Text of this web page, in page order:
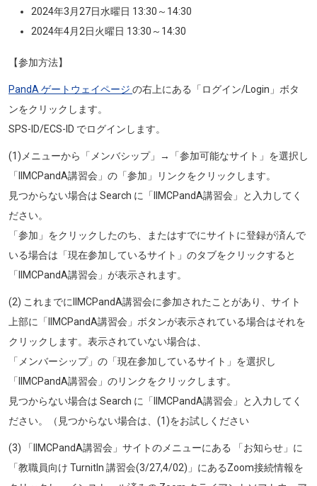
2024年3月27日水曜日 13:30～14:30
2024年4月2日火曜日 13:30～14:30
【参加方法】
PandA ゲートウェイページ の右上にある「ログイン/Login」ボタ
ンをクリックします。
SPS-ID/ECS-ID でログインします。
(1)メニューから「メンバシップ」→「参加可能なサイト」を選択し
「IIMCPandA講習会」の「参加」リンクをクリックします。
見つからない場合は Search に「IIMCPandA講習会」と入力してく
ださい。
「参加」をクリックしたのち、またはすでにサイトに登録が済んで
いる場合は「現在参加しているサイト」のタブをクリックすると
「IIMCPandA講習会」が表示されます。
(2) これまでにIIMCPandA講習会に参加されたことがあり、サイト
上部に「IIMCPandA講習会」ボタンが表示されている場合はそれを
クリックします。表示されていない場合は、
「メンバーシップ」の「現在参加しているサイト」を選択し
「IIMCPandA講習会」のリンクをクリックします。
見つからない場合は Search に「IIMCPandA講習会」と入力してく
ださい。（見つからない場合は、(1)をお試しください
(3) 「IIMCPandA講習会」サイトのメニューにある 「お知らせ」に
「教職員向け TurnitIn 講習会(3/27,4/02)」にあるZoom接続情報を